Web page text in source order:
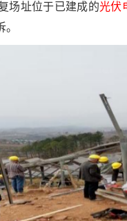
场址位于已建成的光伏